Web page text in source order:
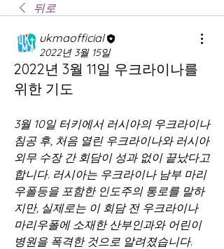
뒤로
ukmaofficial
2022년 3월 15일
2022년 3월 11일 우크라이나를
위한 기도
3월 10일 터키에서 러시아의 우크라이나
침공 후, 처음 열린 우크라이나와 러시아
외무 수장 간 회담이 성과 없이 끝났다고
합니다. 러시아는 우크라이나 남부 마리
우폴등을 포함한 인도주의 통로를 말하
지만, 실제로는 이 회담 전 우크라이나
마리우폴에 소재한 산부인과와 어린이
병원을 폭격한 것으로 알려졌습니다.